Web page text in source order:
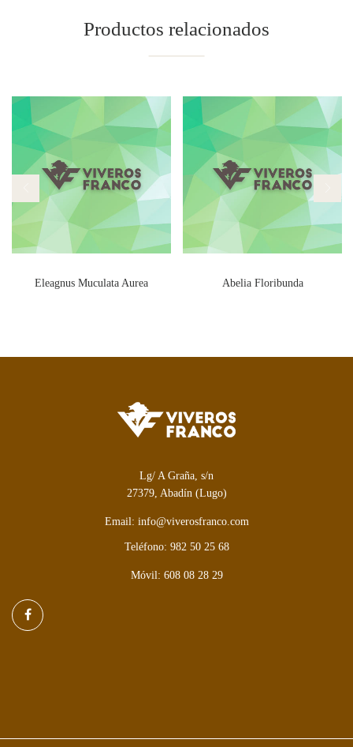
Productos relacionados
Eleagnus Muculata Aurea Abelia Floribunda
Lg/ A Graña, s/n
27379, Abadín (Lugo)
Email: info@viverosfranco.com
Teléfono: 982 50 25 68
Móvil: 608 08 28 29